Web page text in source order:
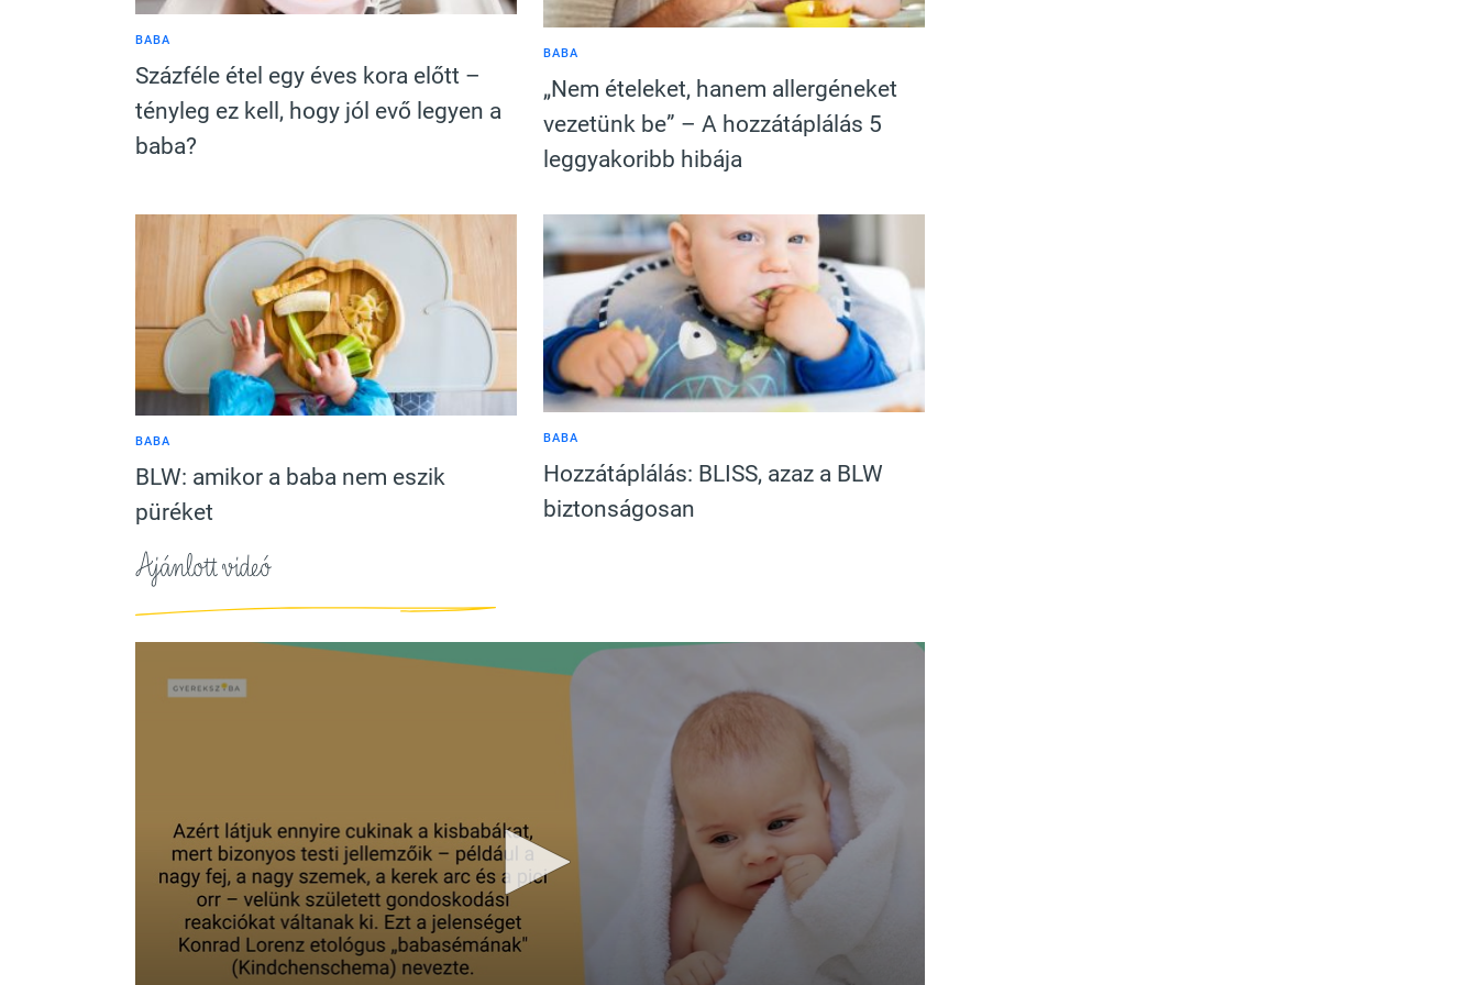
BABA
Százféle étel egy éves kora előtt –
tényleg ez kell, hogy jól evő legyen a
baba?
BABA
„Nem ételeket, hanem allergéneket
vezetünk be” – A hozzátáplálás 5
leggyakoribb hibája
BABA
BLW: amikor a baba nem eszik
püréket
BABA
Hozzátáplálás: BLISS, azaz a BLW
biztonságosan
Ajánlott videó